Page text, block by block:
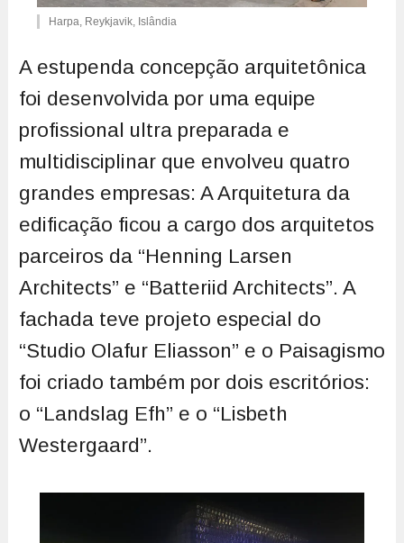
Harpa, Reykjavik, Islândia
A estupenda concepção arquitetônica
foi desenvolvida por uma equipe
profissional ultra preparada e
multidisciplinar que envolveu quatro
grandes empresas: A Arquitetura da
edificação ficou a cargo dos arquitetos
parceiros da “Henning Larsen
Architects” e “Batteriid Architects”. A
fachada teve projeto especial do
“Studio Olafur Eliasson” e o Paisagismo
foi criado também por dois escritórios:
o “Landslag Efh” e o “Lisbeth
Westergaard”.